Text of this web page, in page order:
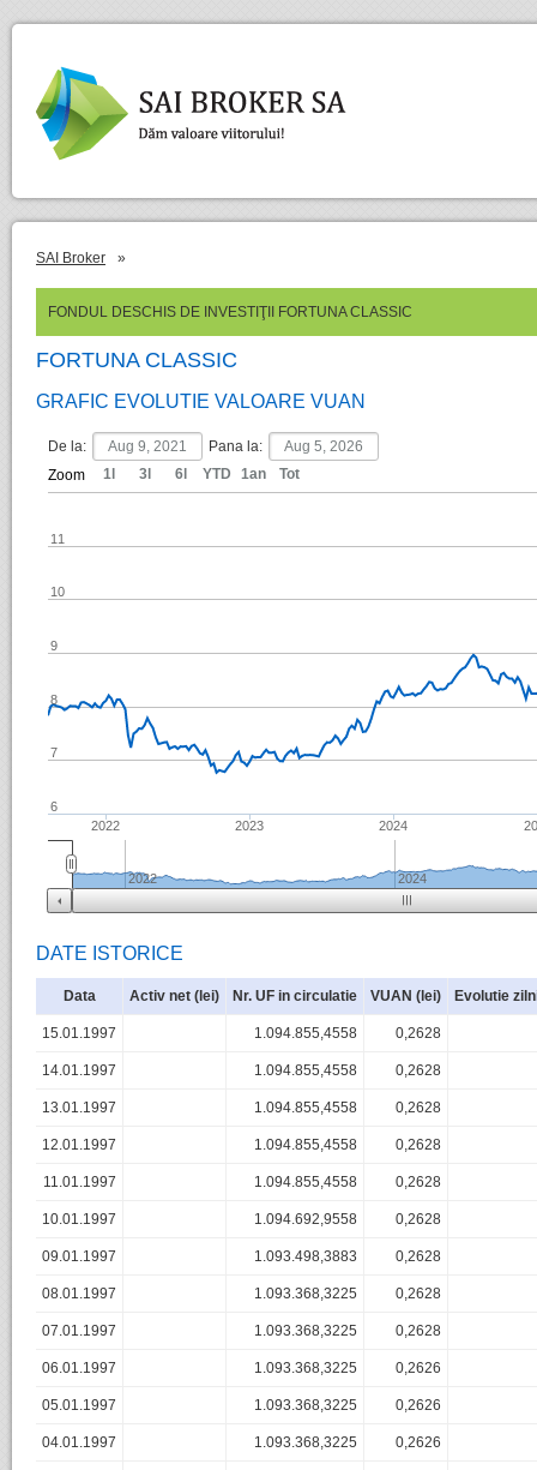
SAI Broker »
FONDUL DESCHIS DE INVESTIŢII FORTUNA CLASSIC
FORTUNA CLASSIC
GRAFIC EVOLUTIE VALOARE VUAN
De la:
Pana la:
Zoom
2022 2023 2024
6
7
8
9
10
11
2022 2024
1l 3l 6l YTD 1an Tot
DATE ISTORICE
Data Activ net (lei) Nr. UF in circulatie VUAN (lei) Evolutie
15.01.1997 1.094.855,4558 0,2628
14.01.1997 1.094.855,4558 0,2628
13.01.1997 1.094.855,4558 0,2628
12.01.1997 1.094.855,4558 0,2628
11.01.1997 1.094.855,4558 0,2628
10.01.1997 1.094.692,9558 0,2628
09.01.1997 1.093.498,3883 0,2628
08.01.1997 1.093.368,3225 0,2628
07.01.1997 1.093.368,3225 0,2628
06.01.1997 1.093.368,3225 0,2626
05.01.1997 1.093.368,3225 0,2626
04.01.1997 1.093.368,3225 0,2626